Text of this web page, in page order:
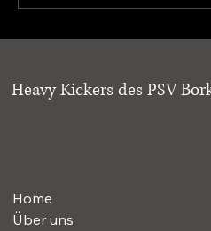
Heavy Kickers des PSV
Home
Über uns